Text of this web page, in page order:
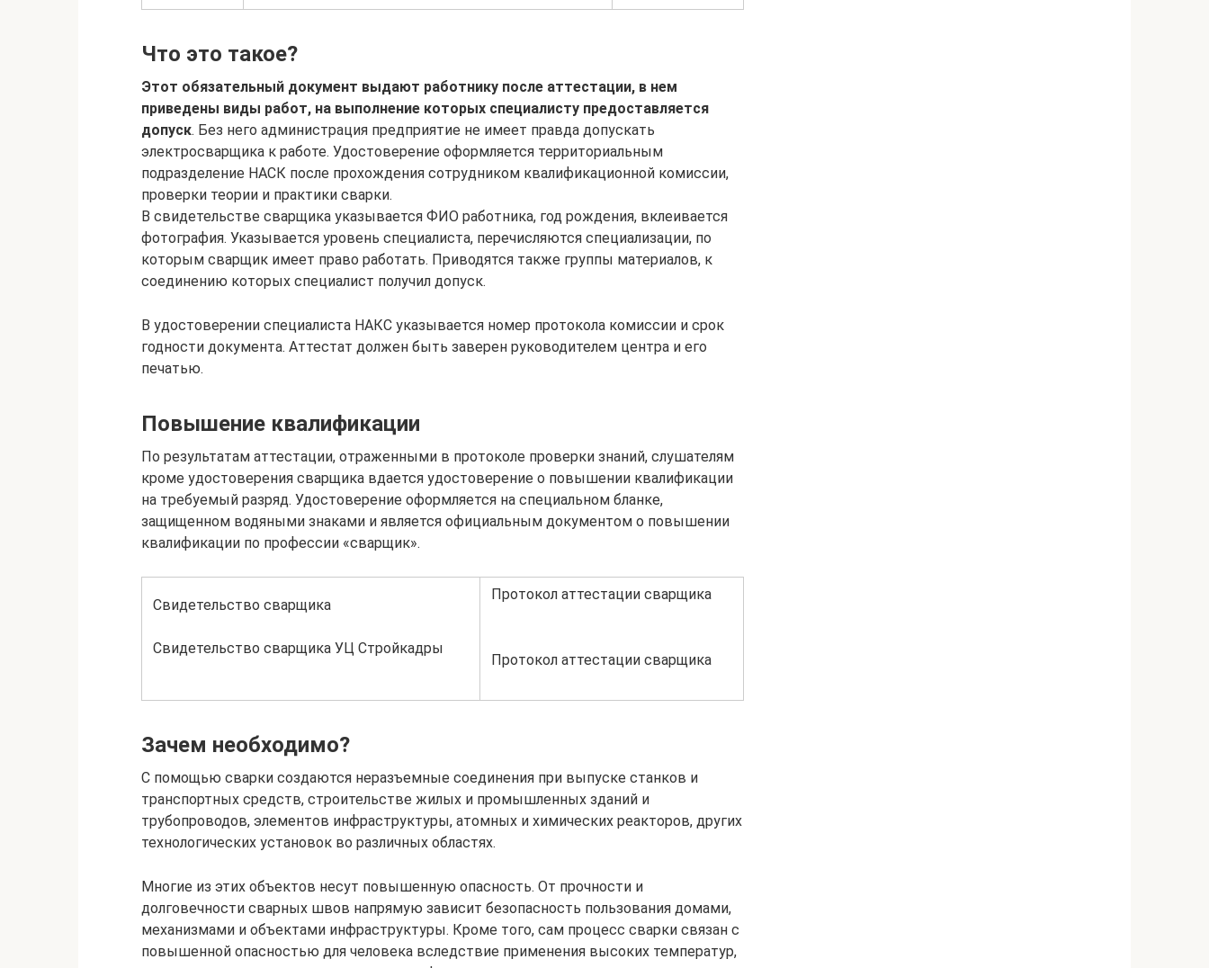
Что это такое?
Этот обязательный документ выдают работнику после аттестации, в нем
приведены виды работ, на выполнение которых специалисту предоставляется
допуск. Без него администрация предприятие не имеет правда допускать
электросварщика к работе. Удостоверение оформляется территориальным
подразделение НАСК после прохождения сотрудником квалификационной комиссии,
проверки теории и практики сварки.
В свидетельстве сварщика указывается ФИО работника, год рождения, вклеивается
фотография. Указывается уровень специалиста, перечисляются специализации, по
которым сварщик имеет право работать. Приводятся также группы материалов, к
соединению которых специалист получил допуск.
В удостоверении специалиста НАКС указывается номер протокола комиссии и срок
годности документа. Аттестат должен быть заверен руководителем центра и его
печатью.
Повышение квалификации
По результатам аттестации, отраженными в протоколе проверки знаний, слушателям
кроме удостоверения сварщика вдается удостоверение о повышении квалификации
на требуемый разряд. Удостоверение оформляется на специальном бланке,
защищенном водяными знаками и является официальным документом о повышении
квалификации по профессии «сварщик».
Свидетельство сварщика
Свидетельство сварщика УЦ Стройкадры
Протокол аттестации сварщика
Протокол аттестации сварщика
Зачем необходимо?
С помощью сварки создаются неразъемные соединения при выпуске станков и
транспортных средств, строительстве жилых и промышленных зданий и
трубопроводов, элементов инфраструктуры, атомных и химических реакторов, других
технологических установок во различных областях.
Многие из этих объектов несут повышенную опасность. От прочности и
долговечности сварных швов напрямую зависит безопасность пользования домами,
механизмами и объектами инфраструктуры. Кроме того, сам процесс сварки связан с
повышенной опасностью для человека вследствие применения высоких температур,